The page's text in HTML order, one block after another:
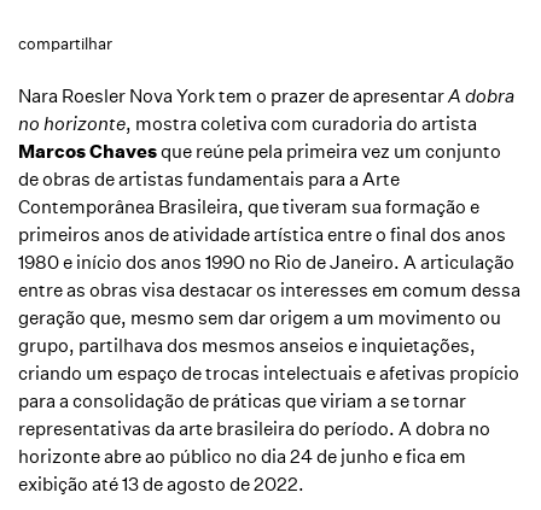
compartilhar
Nara Roesler Nova York tem o prazer de apresentarA dobra
no horizonte, mostra coletiva com curadoria do artista
Marcos Chavesque reúne pela primeira vez um conjunto
de obras de artistas fundamentais para a Arte
Contemporânea Brasileira, que tiveram sua formação e
primeiros anos de atividade artística entre o final dos anos
1980 e início dos anos 1990 no Rio de Janeiro. A articulação
entre as obras visa destacar os interesses em comum dessa
geração que, mesmo sem dar origem a um movimento ou
grupo, partilhava dos mesmos anseios e inquietações,
criando um espaço de trocas intelectuais e afetivas propício
para a consolidação de práticas que viriam a se tornar
representativas da arte brasileira do período. A dobra no
horizonteabre ao público no dia 24 de junho e fica em
exibição até 13 de agosto de 2022.